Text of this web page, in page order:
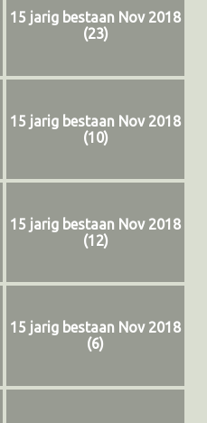
15 jarig bestaan Nov 2018
(23)
15 jarig bestaan Nov 2018
(10)
15 jarig bestaan Nov 2018
(12)
15 jarig bestaan Nov 2018
(6)